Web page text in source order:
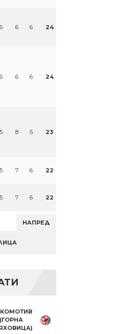
6 6 6 24
6 6 6 24
5 8 5 23
5 7 6 22
5 7 6 22
НАПРЕД
(ГОРНА